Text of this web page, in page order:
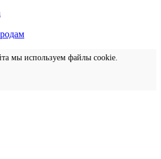
мы используем файлы cookie.